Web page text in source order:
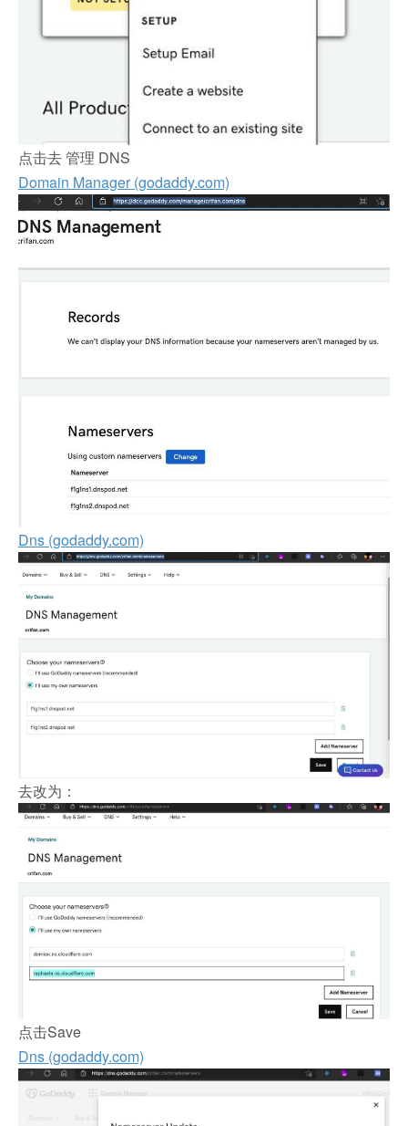
点击去 管理 DNS
Domain Manager (godaddy.com)
Dns (godaddy.com)
去改为：
点击Save
Dns (godaddy.com)